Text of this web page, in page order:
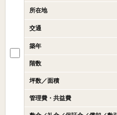
所在地
交通
築年
階数
坪数／面積
管理費・共益費